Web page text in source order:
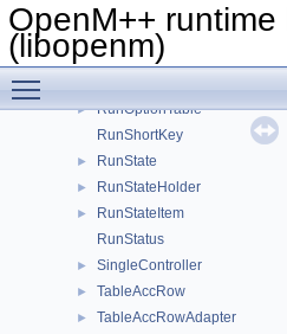
OpenM++ runtime
(libopenm)
RunOptionRow
► RunOptionRowAdapter
►
RunOptions
► RunOptionTable
RunShortKey
► RunState
► RunStateHolder
►
RunStateItem
RunStatus
► SingleController
► TableAccRow
► TableAccRowAdapter